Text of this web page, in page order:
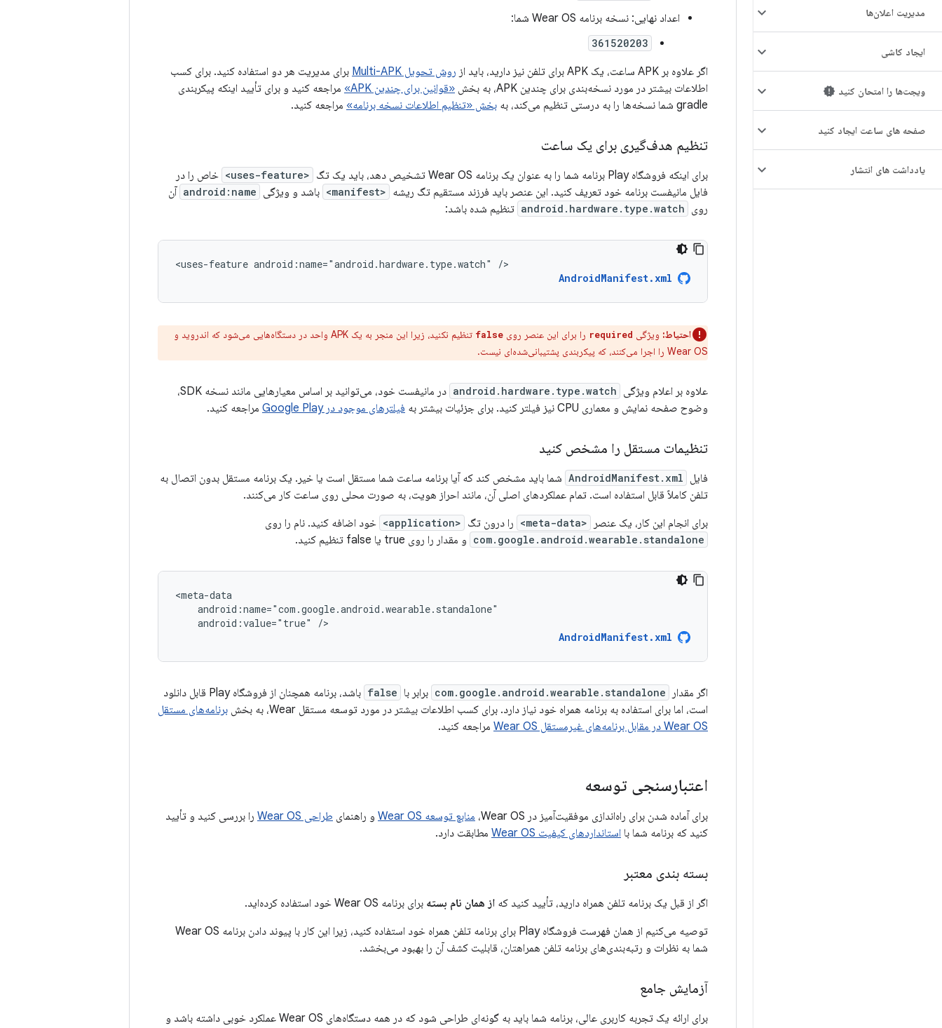
مدیریت اعلان‌ها
ایجاد کاشی
ویجت‌ها را امتحان کنید
صفحه های ساعت ایجاد کنید
یادداشت های انتشار
اعداد نهایی: نسخه برنامه Wear OS شما:
361520203
اگر علاوه بر APK ساعت، یک APK برای تلفن نیز دارید، باید از روش تحویل Multi-APK
برای مدیریت هر دو استفاده کنید. برای کسب
اطلاعات بیشتر در مورد نسخه‌بندی برای چندین APK، به بخش
«قوانین برای چندین APK»
مراجعه کنید و برای تأیید اینکه پیکربندی
gradle شما نسخه‌ها را به درستی تنظیم می‌کند، به
بخش «تنظیم اطلاعات نسخه برنامه» مراجعه کنید.
تنظیم هدف‌گیری برای یک ساعت
برای اینکه فروشگاه Play برنامه شما را به عنوان یک برنامه Wear OS تشخیص دهد، باید یک تگ <uses-feature>
خاص را در
فایل مانیفست برنامه خود تعریف کنید. این عنصر باید فرزند مستقیم تگ ریشه <manifest> باشد و ویژگی android:name آن
روی android.hardware.type.watch تنظیم شده باشد:
<uses-feature android:name="android.hardware.type.watch"
/>
AndroidManifest.xml
احتیاط: ویژگی required را برای این عنصر روی false
تنظیم نکنید، زیرا این منجر به یک APK واحد در دستگاه‌هایی می‌شود که اندروید و
Wear OS را اجرا می‌کنند، که پیکربندی پشتیبانی‌شده‌ای نیست.
علاوه بر اعلام ویژگی android.hardware.type.watch
در مانیفست خود، می‌توانید بر اساس معیارهایی مانند نسخه SDK،
وضوح صفحه نمایش و معماری CPU نیز فیلتر کنید. برای جزئیات بیشتر به
فیلترهای موجود در Google Play مراجعه کنید.
تنظیمات مستقل را مشخص کنید
فایل AndroidManifest.xml شما باید مشخص کند که آیا برنامه ساعت شما مستقل است یا خیر. یک برنامه مستقل بدون اتصال به
تلفن کاملاً قابل استفاده است. تمام عملکردهای اصلی آن، مانند احراز هویت، به صورت محلی روی ساعت کار می‌کنند.
برای انجام این کار، یک عنصر
<meta-data> را درون تگ <application> خود اضافه کنید. نام را روی
com.google.android.wearable.standalone و مقدار را روی true یا false تنظیم کنید.
android:value="true"
/>
AndroidManifest.xml
اگر مقدار com.google.android.wearable.standalone برابر با false
باشد، برنامه همچنان از فروشگاه Play قابل دانلود
است، اما برای استفاده به برنامه همراه خود نیاز دارد. برای کسب اطلاعات بیشتر در مورد توسعه مستقل Wear، به بخش
برنامه‌های مستقل
Wear OS در مقابل برنامه‌های غیرمستقل Wear OS
مراجعه کنید.
اعتبارسنجی توسعه
برای آماده شدن برای راه‌اندازی موفقیت‌آمیز در Wear OS، منابع توسعه Wear OS و راهنمای طراحی Wear OS
را بررسی کنید و تأیید
کنید که برنامه شما با استانداردهای کیفیت Wear OS مطابقت دارد.
بسته بندی معتبر
اگر از قبل یک برنامه تلفن همراه دارید، تأیید کنید که از همان نام بسته برای برنامه Wear OS خود استفاده کرده‌اید.
توصیه می‌کنیم از همان فهرست فروشگاه Play برای برنامه تلفن همراه خود استفاده کنید، زیرا این کار با پیوند دادن برنامه Wear OS
شما به نظرات و رتبه‌بندی‌های برنامه تلفن همراهتان، قابلیت کشف آن را بهبود می‌بخشد.
آزمایش جامع
برای ارائه یک تجربه کاربری عالی، برنامه شما باید به گونه‌ای طراحی شود که در همه دستگاه‌های Wear OS عملکرد خوبی داشته باشد و